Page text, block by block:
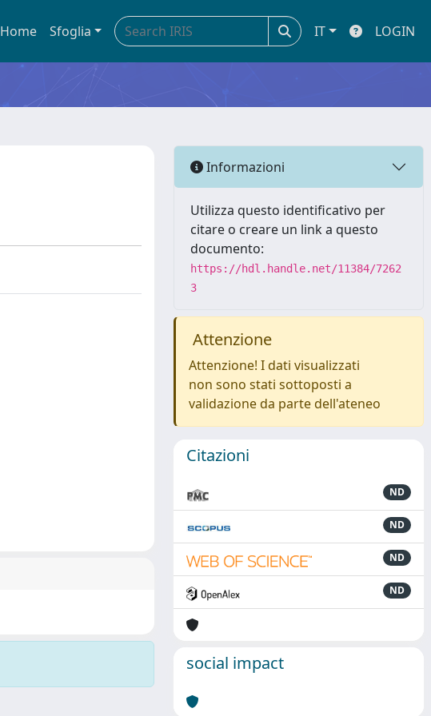
Home Sfoglia IT LOGIN
Informazioni
Utilizza questo identificativo per
citare o creare un link a questo
documento:
https://hdl.handle.net/11384/7262
3
Attenzione
Attenzione! I dati visualizzati
non sono stati sottoposti a
validazione da parte dell'ateneo
Citazioni
ND
ND
ND
ND
social impact